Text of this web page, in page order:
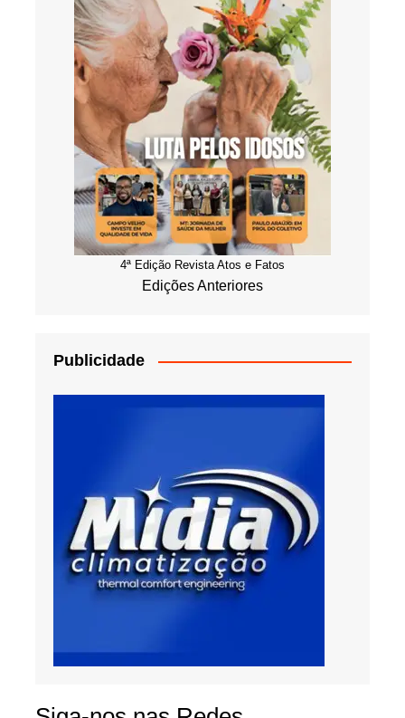
4ª Edição Revista Atos e Fatos
Edições Anteriores
Publicidade